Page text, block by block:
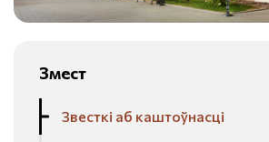
Змест
Звесткі аб каштоўнасці